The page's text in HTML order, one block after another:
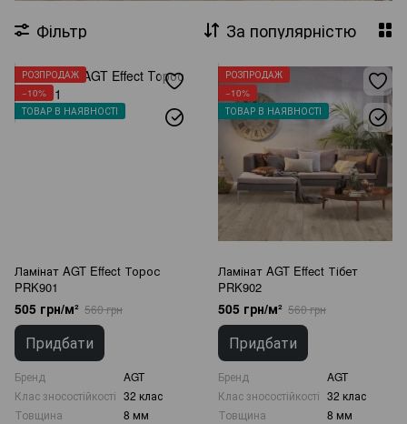
Фільтр За популярністю
РОЗПРОДАЖ
−10%
ТОВАР В НАЯВНОСТІ
Ламінат AGT Effect Торос
PRK901
505 грн/м² 560 грн
Придбати
Бренд
AGT
Клас зносостійкості 32 клас
Товщина
8 мм
РОЗПРОДАЖ
−10%
ТОВАР В НАЯВНОСТІ
Ламінат AGT Effect Тібет
PRK902
505 грн/м² 560 грн
Придбати
Бренд
AGT
Клас зносостійкості 32 клас
Товщина
8 мм